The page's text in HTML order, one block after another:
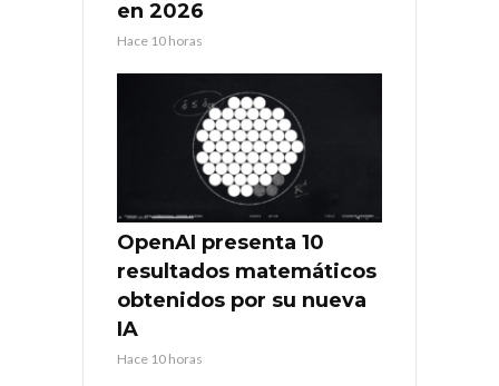
en 2026
Hace 10 horas
OpenAI presenta 10
resultados matemáticos
obtenidos por su nueva
IA
Hace 10 horas